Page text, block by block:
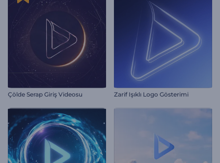
Çölde Serap Giriş Videosu Zarif Işıklı Logo Gösterimi